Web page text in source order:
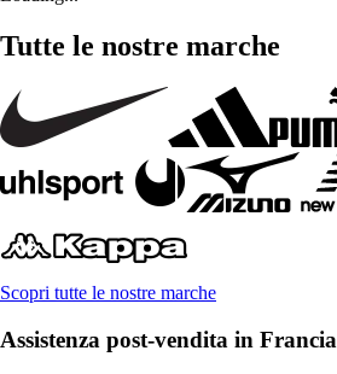
Tutte le nostre marche
Scopri tutte le nostre marche
Assistenza post-vendita in Francia